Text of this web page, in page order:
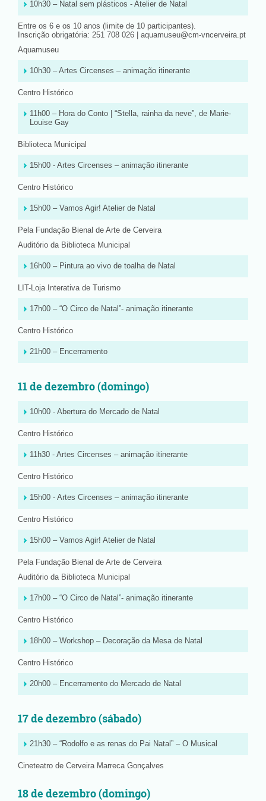
10h30 – Natal sem plásticos - Atelier de Natal
Entre os 6 e os 10 anos (limite de 10 participantes).
Inscrição obrigatória: 251 708 026 | aquamuseu@cm-vncerveira.pt
Aquamuseu
10h30 – Artes Circenses – animação itinerante
Centro Histórico
11h00 – Hora do Conto | “Stella, rainha da neve”, de Marie-
Louise Gay
Biblioteca Municipal
15h00 - Artes Circenses – animação itinerante
Centro Histórico
15h00 – Vamos Agir! Atelier de Natal
Pela Fundação Bienal de Arte de Cerveira
Auditório da Biblioteca Municipal
16h00 – Pintura ao vivo de toalha de Natal
LIT-Loja Interativa de Turismo
17h00 – “O Circo de Natal”- animação itinerante
Centro Histórico
21h00 – Encerramento
11 de dezembro (domingo)
10h00 - Abertura do Mercado de Natal
Centro Histórico
11h30 - Artes Circenses – animação itinerante
Centro Histórico
15h00 - Artes Circenses – animação itinerante
Centro Histórico
15h00 – Vamos Agir! Atelier de Natal
Pela Fundação Bienal de Arte de Cerveira
Auditório da Biblioteca Municipal
17h00 – “O Circo de Natal”- animação itinerante
Centro Histórico
18h00 – Workshop – Decoração da Mesa de Natal
Centro Histórico
20h00 – Encerramento do Mercado de Natal
17 de dezembro (sábado)
21h30 – “Rodolfo e as renas do Pai Natal” – O Musical
Cineteatro de Cerveira Marreca Gonçalves
18 de dezembro (domingo)